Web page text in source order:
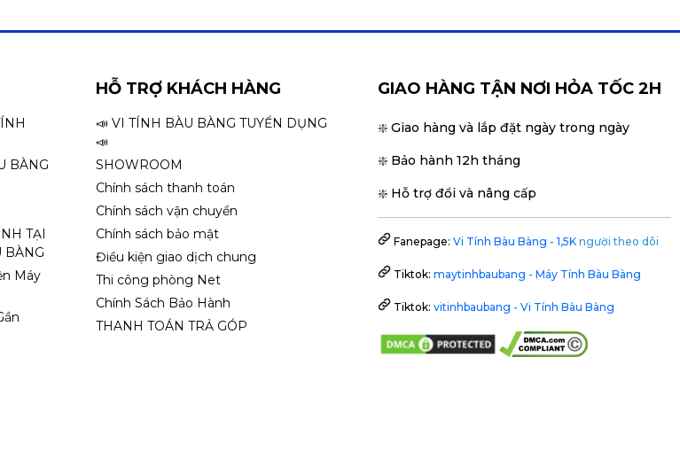
BÀNG
TẠI
BÀNG
Máy
HỖ TRỢ KHÁCH HÀNG
📣 VI TÍNH BÀU BÀNG TUYỂN DỤNG
📣
SHOWROOM
Chính sách thanh toán
Chính sách vận chuyển
Chính sách bảo mật
Điều kiện giao dịch chung
Thi công phòng Net
Chính Sách Bảo Hành
THANH TOÁN TRẢ GÓP
GIAO HÀNG TẬN NƠI HỎA TỐC 2H
❇️ Giao hàng và lắp đặt ngày trong ngày
❇️ Bảo hành 12h tháng
❇️ Hỗ trợ đổi và nâng cấp
Fanepage: Vi Tính Bàu Bàng - 1,5K người theo dõi
Tiktok: maytinhbaubang - Máy Tính Bàu Bàng
Tiktok: vitinhbaubang - Vi Tính Bàu Bàng